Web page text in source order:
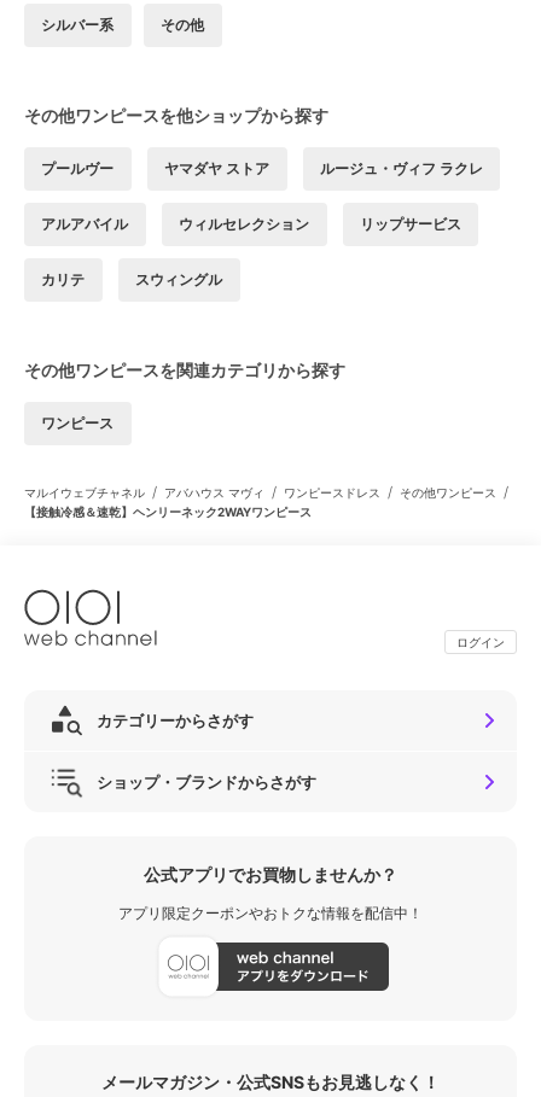
シルバー系 その他
その他ワンピースを他ショップから探す
プールヴー ヤマダヤ ストア ルージュ・ヴィフ ラクレ
アルアバイル ウィルセレクション リップサービス
カリテ スウィングル
その他ワンピースを関連カテゴリから探す
ワンピース
マルイウェブチャネル / アバハウス マヴィ / ワンピースドレス / その他ワンピース /
【接触冷感＆速乾】ヘンリーネック2WAYワンピース
ログイン
カテゴリーからさがす
ショップ・ブランドからさがす
公式アプリでお買物しませんか？
アプリ限定クーポンやおトクな情報を配信中！
メールマガジン・公式SNSもお見逃しなく！